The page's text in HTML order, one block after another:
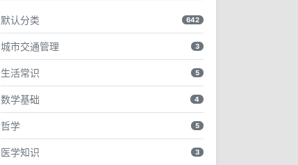
默认分类 642
城市交通管理 3
生活常识 5
数学基础 4
哲学 5
医学知识 3